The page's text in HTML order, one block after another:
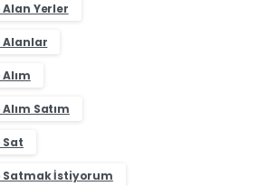
Alan Yerler
Alanlar
Satım
Sat
Satmak İstiyorum